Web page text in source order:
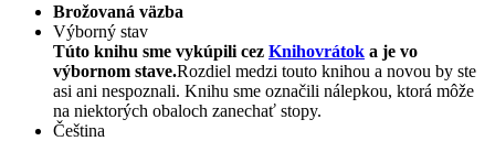
Brožovaná väzba
Výborný stav
Túto knihu sme vykúpili cez Knihovrátok a je vo
výbornom stave.Rozdiel medzi touto knihou a novou by ste
asi ani nespoznali. Knihu sme označili nálepkou, ktorá môže
na niektorých obaloch zanechať stopy.
Čeština